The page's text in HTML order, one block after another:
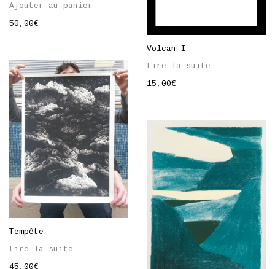
Ajouter au panier
50,00€
Volcan I
Lire la suite
15,00€
Tempête
Lire la suite
45,00€